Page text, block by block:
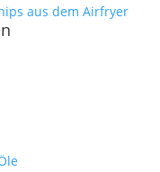
aus dem Airfryer